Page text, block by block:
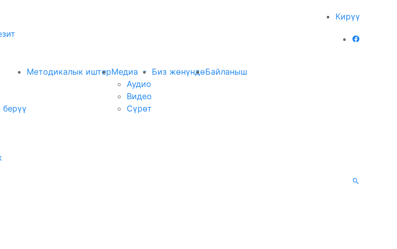
Кирүү
Методикалык иштерМедиа
Аудио
Видео
Сүрөт
Биз жөнүндөБайланыш